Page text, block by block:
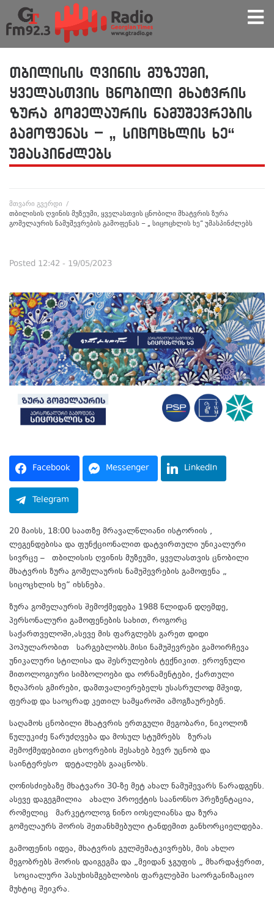
თბილისის ღვინის მუზეუმი,
ყველასთვის ცნობილი მხატვრის
ზურა გომელაურის ნამუშევრების
გამოფენას – „ სიცოცხლის ხე“
უმასპინძლებს
მთვარი გვერდი /
თბილისის ღვინის მუზეუმი, ყველასთვის ცნობილი მხატვრის ზურა
გომელაურის ნამუშევრების გამოფენას – „ სიცოცხლის ხე“ უმასპინძლებს
Posted 12:42 - 19/05/2023
Facebook Messenger LinkedIn
Telegram
20 მაისს, 18:00 საათზე მრავალწლიანი ისტორიის ,
ლეგენდებისა და ფუნქციონალით დატვირთული უნიკალური
სივრცე – თბილისის ღვინის მუზეუმი, ყველასთვის ცნობილი
მხატვრის ზურა გომელაურის ნამუშევრების გამოფენა „
სიცოცხლის ხე“ იხსნება.
ზურა გომელაურის შემოქმედება 1988 წლიდან დღემდე,
პერსონალური გამოფენების სახით, როგორც
საქართველოში,ასევე მის ფარგლებს გარეთ დიდი
პოპულარობით სარგებლობს.მისი ნამუშევრები გამოირჩევა
უნიკალური სტილისა და შესრულების ტექნიკით. ეროვნული
მითოლოგიური სიმბოლოები და ორნამენტები, ქართული
ზღაპრის გმირები, დამთვალიერებელს უსასრულოდ მშვიდ,
ფერად და საოცრად კეთილ სამყაროში ამოგზაურებენ.
საღამოს ცნობილი მხატვრის ერთგული მეგობარი, ნიკოლოზ
წულუკიძე წარუძღვება და მოსულ სტუმრებს ზურას
შემოქმედებითი ცხოვრების შესახებ ბევრ უცნობ და
საინტერესო დეტალებს გააცნობს.
ღონისძიებაზე მხატვარი 30-ზე მეტ ახალ ნამუშევარს წარადგენს.
ასევე დაგეგმილია ახალი პროექტის საანონსო პრეზენტაცია,
რომელიც მარკეტოლოგ ნინო იოსელიანსა და ზურა
გომელაურს შორის შეთანხმებული ტანდემით განხორციელდება.
გამოფენის იდეა, მხატვრის გულშემატკივრებს, მის ახლო
მეგობრებს შორის დაიგეგმა და „მეიდან ჯგუფის „ მხარდაჭერით,
სოციალური პასუხისმგებლობის ფარგლებში საორგანიზაციო
მუხტიც შეიკრა.